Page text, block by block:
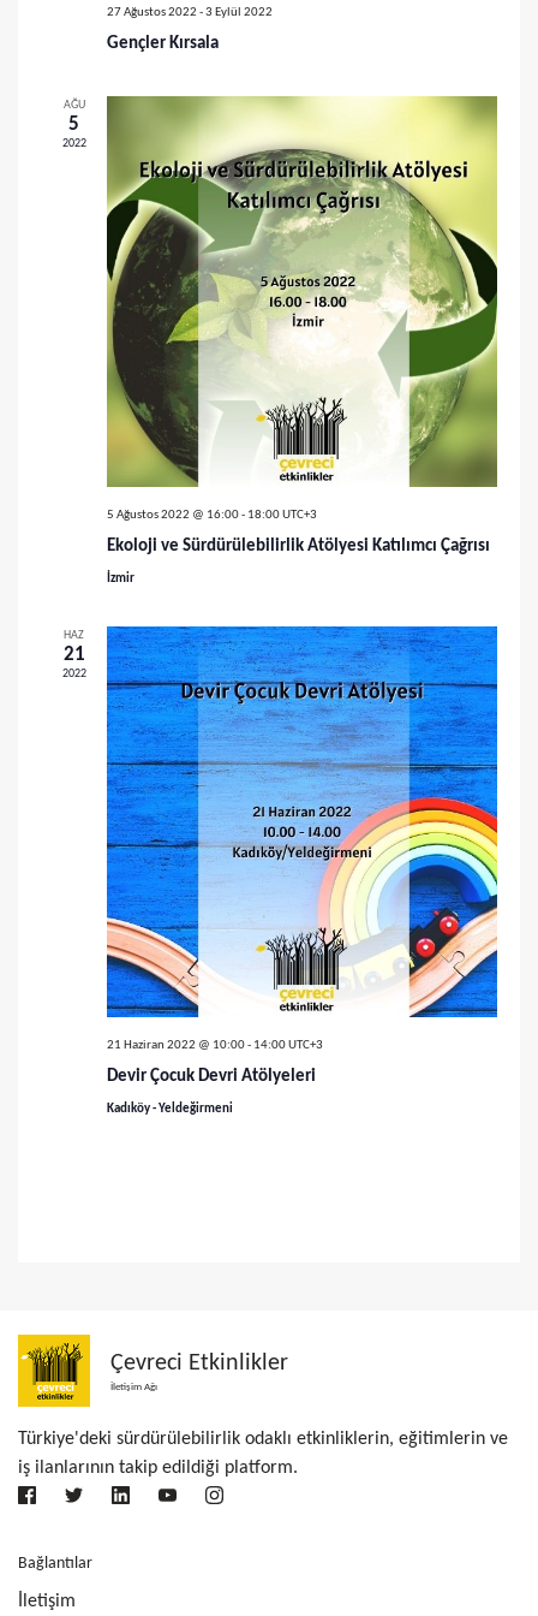
a
a
v
e
g
ö
r
ü
m
l
e
r
d
e
g
e
z
e
e
g
e
z
n
m
27 Ağustos 2022 -3 Eylül 2022
Gençler Kırsala
AĞU
5
2022
5 Ağustos 2022 @ 16:00- 18:00 UTC+3
Ekoloji ve Sürdürülebilirlik Atölyesi Katılımcı Çağrısı
İzmir
HAZ
21
2022
21 Haziran 2022 @ 10:00- 14:00 UTC+3
Devir Çocuk Devri Atölyeleri
Kadıköy - Yeldeğirmeni
Çevreci Etkinlikler
İletişim Ağı
Türkiye'deki sürdürülebilirlik odaklı etkinliklerin, eğitimlerin ve
iş ilanlarının takip edildiği platform.
Bağlantılar
İletişim